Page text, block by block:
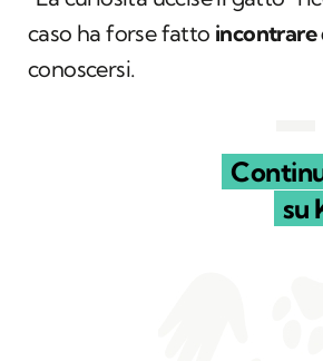
caso ha forse fatto incontrare
conoscersi.
su